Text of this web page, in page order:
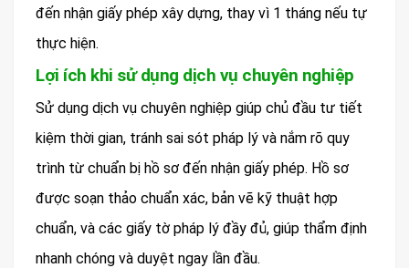
đến nhận giấy phép xây dựng, thay vì 1 tháng nếu tự
thực hiện.
Lợi ích khi sử dụng dịch vụ chuyên nghiệp
Sử dụng dịch vụ chuyên nghiệp giúp chủ đầu tư tiết
kiệm thời gian, tránh sai sót pháp lý và nắm rõ quy
trình từ chuẩn bị hồ sơ đến nhận giấy phép. Hồ sơ
được soạn thảo chuẩn xác, bản vẽ kỹ thuật hợp
chuẩn, và các giấy tờ pháp lý đầy đủ, giúp thẩm định
nhanh chóng và duyệt ngay lần đầu.